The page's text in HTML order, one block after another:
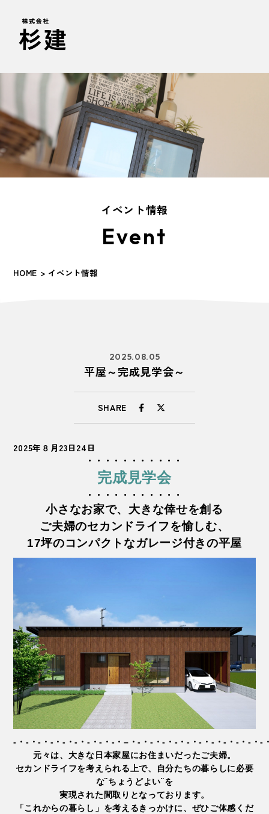
イベント情報
Event
HOME > イベント情報
2025.08.05
平屋～完成見学会～
SHARE
2025年８月23日24日
・・・・・・・・・・・
完成見学会
・・・・・・・・・・・
小さなお家で、大きな倖せを創る
ご夫婦のセカンドライフを愉しむ、
17坪のコンパクトなガレージ付きの平屋
-・-・-・-・-・-・-・-・-・–・-・-・-・-・-・-・-・-・-・-・-
元々は、大きな日本家屋にお住まいだったご夫婦。
セカンドライフを考えられる上で、自分たちの暮らしに必要
な¨ちょうどよい¨を
実現された間取りとなっております。
「これからの暮らし」を考えるきっかけに、ぜひご体感くだ